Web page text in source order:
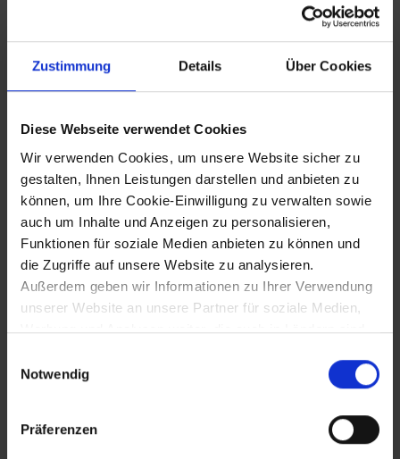
Zustimmung Details Über Cookies
Diese Webseite verwendet Cookies
Wir verwenden Cookies, um unsere Website sicher zu
gestalten, Ihnen Leistungen darstellen und anbieten zu
können, um Ihre Cookie-Einwilligung zu verwalten sowie
auch um Inhalte und Anzeigen zu personalisieren,
Funktionen für soziale Medien anbieten zu können und
die Zugriffe auf unsere Website zu analysieren.
Außerdem geben wir Informationen zu Ihrer Verwendung
unserer Website an unsere Partner für soziale Medien,
Werbung und Analysen weiter, die auch in Ländern sind,
gegeben ist, und in denen Sie Ihre Rechte uU nicht
effektiv durchsetzen können. Unsere Partner führen
diese Informationen möglicherweise mit weiteren Daten
zusammen, die Sie ihnen bereitgestellt haben oder die
Notwendig
Präferenzen
13.12.1910
Fertigstellung des Wasserturms von
Wiener Neustadt
7.10.1911
Bahn
21.10.1911